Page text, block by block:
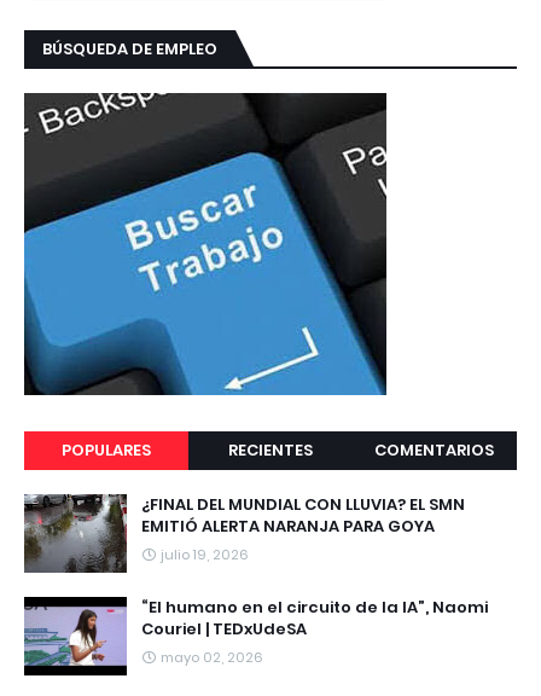
BÚSQUEDA DE EMPLEO
POPULARES RECIENTES COMENTARIOS
¿FINAL DEL MUNDIAL CON LLUVIA? EL SMN
EMITIÓ ALERTA NARANJA PARA GOYA
julio 19, 2026
“El humano en el circuito de la IA”, Naomi
Couriel | TEDxUdeSA
mayo 02, 2026